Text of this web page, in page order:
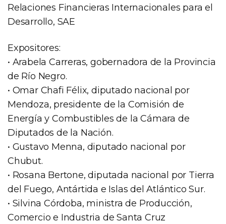
Relaciones Financieras Internacionales para el
Desarrollo, SAE
Expositores:
• Arabela Carreras, gobernadora de la Provincia
de Río Negro.
• Omar Chafi Félix, diputado nacional por
Mendoza, presidente de la Comisión de
Energía y Combustibles de la Cámara de
Diputados de la Nación.
• Gustavo Menna, diputado nacional por
Chubut.
• Rosana Bertone, diputada nacional por Tierra
del Fuego, Antártida e Islas del Atlántico Sur.
• Silvina Córdoba, ministra de Producción,
Comercio e Industria de Santa Cruz